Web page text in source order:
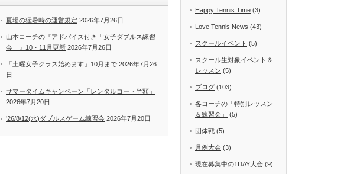
夏場の猛暑時の運営規定 2026年7月26日
山本コーチの『アドバイス付き「女子ダブルス練習
会」』10・11月更新 2026年7月26日
「土曜女子クラス始めます」10月まで 2026年7月26
日
サマータイムキャンペーン「レンタルコート半額」
2026年7月20日
’26/8/12(水)ダブルスゲーム練習会 2026年7月20日
Happy Tennis Time (3)
Love Tennis News (43)
スクールイベント (5)
スクール生対象イベント＆
レッスン (5)
ブログ (103)
各コーチの「特別レッスン
＆練習会」
(5)
団体戦 (5)
月例大会 (3)
現在募集中の1DAY大会 (9)